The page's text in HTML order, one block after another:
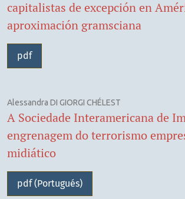
capitalistas de excepción en
aproximación gramsciana
pdf
Alessandra DI GIORGI CHÉLEST
A Sociedade Interamericana de
engrenagem do terrorismo
midiático
pdf (Portugués)